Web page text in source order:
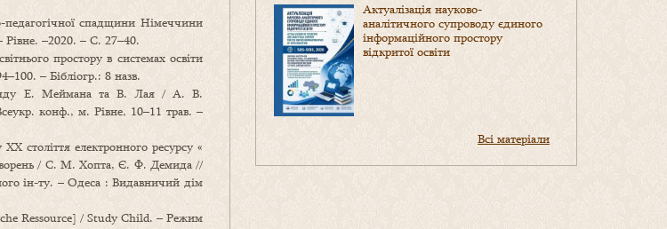
педагогічної спадщини Німеччини
–2020. – С. 27–40.
простору в системах освіти
– Бібліогр.: 8 назв.
Е. Меймана та В. Лая / А. В.
конф., м. Рівне, 10–11 трав. –
століття електронного ресурсу «
/ С. М. Хопта, Є. Ф. Демида //
ін-ту. – Одеса : Видавничий дім
Ressource] / Study Child. – Режим
Актуалізація науково-
аналітичного супроводу єдиного
інформаційного простору
відкритої освіти
Всі матеріали